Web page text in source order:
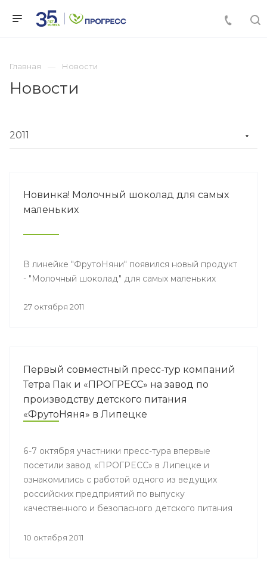
Главная Новости
Новости
Новинка! Молочный шоколад для самых
маленьких
В линейке "ФрутоНяни" появился новый продукт
- "Молочный шоколад" для самых маленьких
27 октября 2011
Первый совместный пресс-тур компаний
Тетра Пак и «ПРОГРЕСС» на завод по
производству детского питания
«ФрутоНяня» в Липецке
6-7 октября участники пресс-тура впервые
посетили завод «ПРОГРЕСС» в Липецке и
ознакомились с работой одного из ведущих
российских предприятий по выпуску
качественного и безопасного детского питания
возможностью узнать секреты производства
10 октября 2011